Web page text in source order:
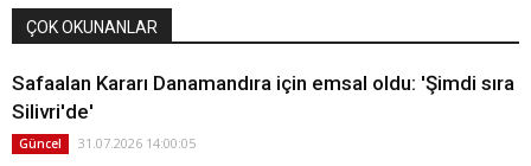
ÇOK OKUNANLAR
Safaalan Kararı Danamandıra için emsal oldu: 'Şimdi sıra
Silivri'de'
Güncel 31.07.2026 14:00:05